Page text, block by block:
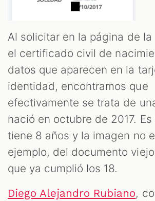
Al solicitar en la página de la
el certificado civil de
datos que aparecen en la
identidad, encontramos que
efectivamente se trata de
nació en octubre de 2017.
tiene 8 años y la imagen no
ejemplo, del documento
que ya cumplió los 18.
Diego Alejandro Rubiano,